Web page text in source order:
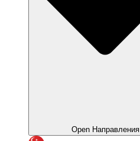
Open Направления